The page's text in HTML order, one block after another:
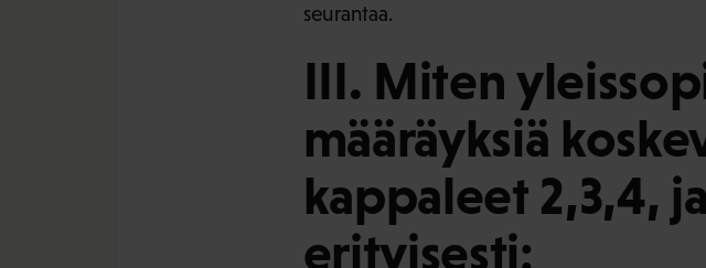
seurantaa.
III. Miten
määräyksiä
kappaleet 2,3,4,
erityisesti: